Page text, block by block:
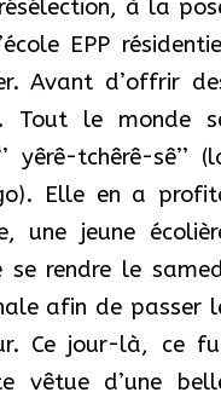
à la
EPP
Avant d’offrir
Tout le monde
yêrê-tchêrê-sê’’
Elle en a
une jeune
rendre le
afin de passer
Ce jour-là, ce
vêtue d’une